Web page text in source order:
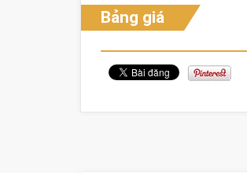
Bảng giá